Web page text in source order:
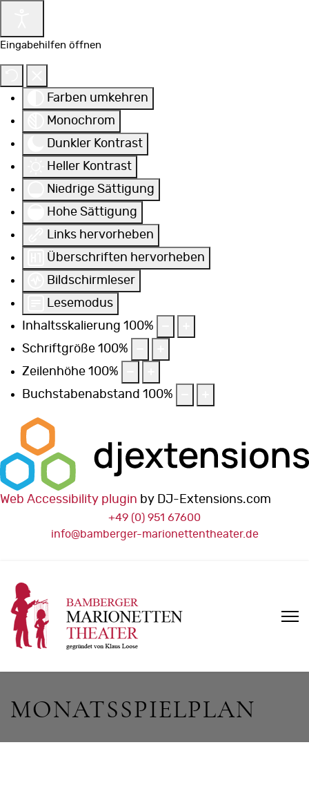
Eingabehilfen öffnen
Farben umkehren
Monochrom
Dunkler Kontrast
Heller Kontrast
Niedrige Sättigung
Hohe Sättigung
Links hervorheben
Überschriften hervorheben
Bildschirmleser
Lesemodus
Inhaltsskalierung 100%
Schriftgröße 100%
Zeilenhöhe 100%
Buchstabenabstand 100%
Web Accessibility plugin by DJ-Extensions.com
+49 (0) 951 67600
info@bamberger-marionettentheater.de
MONATSSPIELPLAN